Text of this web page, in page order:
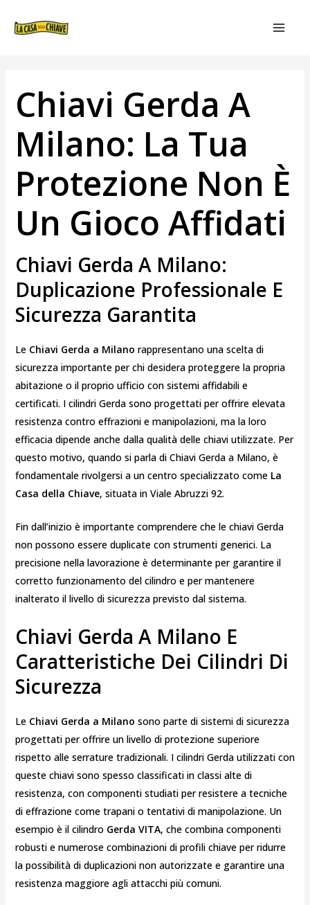
Chiavi Gerda A
Milano: La Tua
Protezione Non È
Un Gioco Affidati
Chiavi Gerda A Milano:
Duplicazione Professionale E
Sicurezza Garantita
Le Chiavi Gerda a Milano rappresentano una scelta di
sicurezza importante per chi desidera proteggere la propria
abitazione o il proprio ufficio con sistemi affidabili e
certificati. I cilindri Gerda sono progettati per offrire elevata
resistenza contro effrazioni e manipolazioni, ma la loro
efficacia dipende anche dalla qualità delle chiavi utilizzate. Per
questo motivo, quando si parla di Chiavi Gerda a Milano, è
fondamentale rivolgersi a un centro specializzato come La
Casa della Chiave, situata in Viale Abruzzi 92.
Fin dall’inizio è importante comprendere che le chiavi Gerda
non possono essere duplicate con strumenti generici. La
precisione nella lavorazione è determinante per garantire il
corretto funzionamento del cilindro e per mantenere
inalterato il livello di sicurezza previsto dal sistema.
Chiavi Gerda A Milano E
Caratteristiche Dei Cilindri Di
Sicurezza
Le Chiavi Gerda a Milano sono parte di sistemi di sicurezza
progettati per offrire un livello di protezione superiore
rispetto alle serrature tradizionali. I cilindri Gerda utilizzati con
queste chiavi sono spesso classificati in classi alte di
resistenza, con componenti studiati per resistere a tecniche
di effrazione come trapani o tentativi di manipolazione. Un
esempio è il cilindro Gerda VITA, che combina componenti
robusti e numerose combinazioni di profili chiave per ridurre
la possibilità di duplicazioni non autorizzate e garantire una
resistenza maggiore agli attacchi più comuni.
ARTICOLI